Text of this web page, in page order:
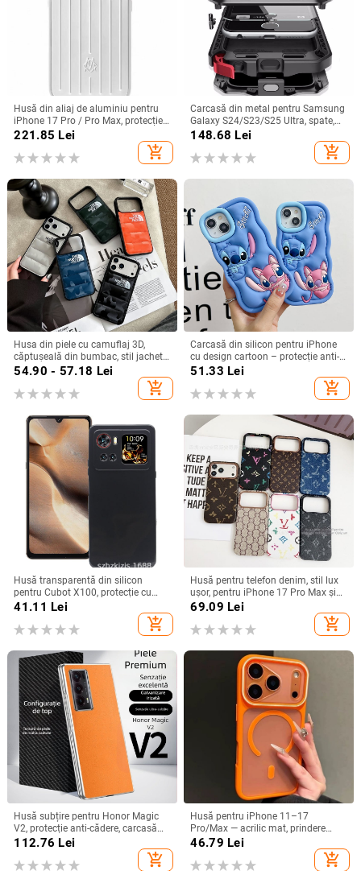
Husă din aliaj de aluminiu pentru
iPhone 17 Pro / Pro Max, protecție
anti-cădere, închidere magnetică,
turnare prin injecție, posibilitate de
personalizare
221.85 Lei
add_shopping_cart
Carcasă din metal pentru Samsung
Galaxy S24/S23/S25 Ultra, spate,
prelucrată, personalizabilă, disipare
căldură, anti-cadere, anti-amprentă
148.68 Lei
add_shopping_cart
Husa din piele cu camuflaj 3D,
căptușeală din bumbac, stil jachetă
de iarnă, compatibilă cu iPhone
54.90 - 57.18 Lei
add_shopping_cart
Carcasă din silicon pentru iPhone
cu design cartoon – protecție anti-
cădere, finisaj mat, compatibilă cu
(Pro/Max)
51.33 Lei
add_shopping_cart
Husă transparentă din silicon
pentru Cubot X100, protecție cu
acoperire totală
41.11 Lei
add_shopping_cart
Husă pentru telefon denim, stil lux
ușor, pentru iPhone 17 Pro Max și
iPhone 16, cu acoperire totală
69.09 Lei
add_shopping_cart
Husă subțire pentru Honor Magic
V2, protecție anti-cădere, carcasă
dură pentru ecran pliabil, finisaj PU
112.76 Lei
add_shopping_cart
Husă pentru iPhone 11–17
Pro/Max — acrilic mat, prindere
magnetică, protecție anti-cadere,
46.79 Lei
add_shopping_cart